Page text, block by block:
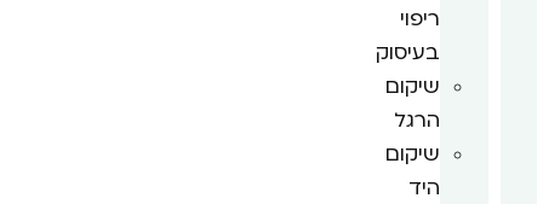
ריפוי
בעיסוק
שיקום
הרגל
שיקום
היד